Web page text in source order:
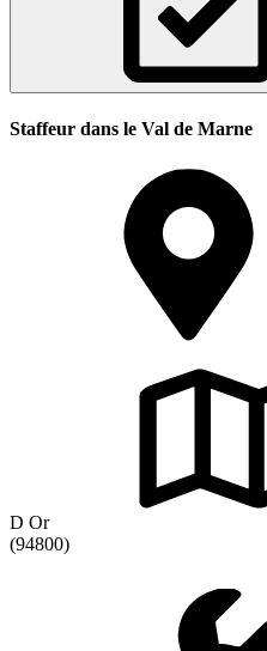
Staffeur dans le Val de Marne
D Or
(94800)